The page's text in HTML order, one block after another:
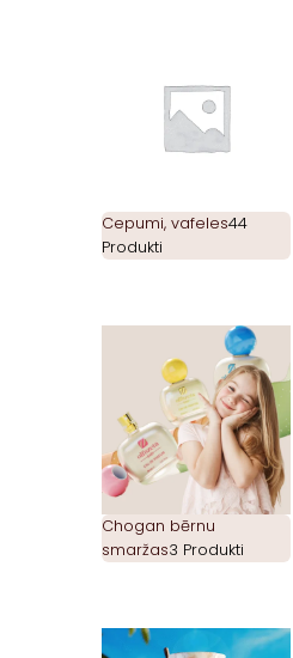
Cepumi, vafeles44
Produkti
Chogan bērnu
smaržas3 Produkti